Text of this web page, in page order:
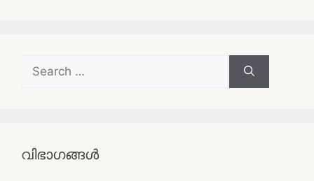
Search
for:
വിഭാഗങ്ങൾ